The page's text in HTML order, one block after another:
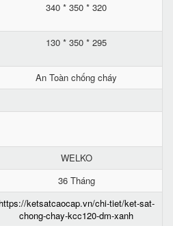
340 * 350 * 320
130 * 350 * 295
An Toàn chống cháy
WELKO
36 Tháng
https://ketsatcaocap.vn/chi-tiet/ket-sat-
chong-chay-kcc120-dm-xanh